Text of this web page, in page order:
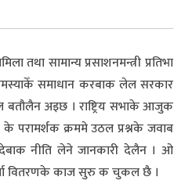
तथा सामान्य प्रसाशनमन्त्री प्रतिभा
समाधान करबाक लेल सरकार
बतौलैन अइछ । राष्ट्रिय सभाके आजुक
परामर्शक क्रममे उठल प्रश्नके जवाब
नीति लेने जानकारी देलैन । ओ
वितरणके काज सुरु क चुकल छै ।